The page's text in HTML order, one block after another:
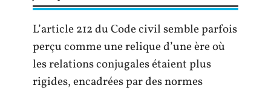
L’article 212 du Code civil semble parfois
perçu comme une relique d’une ère où
les relations conjugales étaient plus
rigides, encadrées par des normes